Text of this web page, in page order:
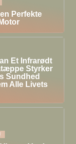
Perfekte
Et Infrarødt
Styrker
Sundhed
Alle Livets